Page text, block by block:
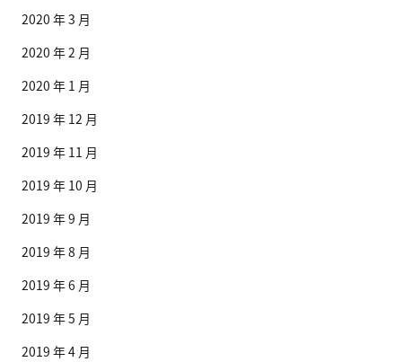
2020 年 3 月
2020 年 2 月
2020 年 1 月
2019 年 12 月
2019 年 11 月
2019 年 10 月
2019 年 9 月
2019 年 8 月
2019 年 6 月
2019 年 5 月
2019 年 4 月